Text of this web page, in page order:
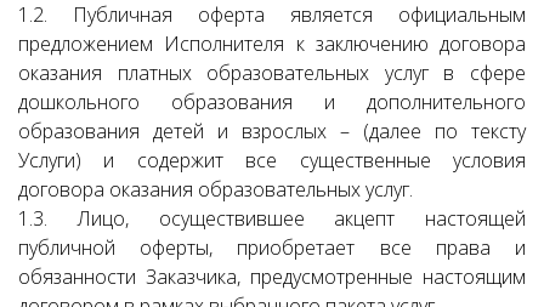
1.2. Публичная оферта является официальным
предложением Исполнителя к заключению договора
оказания платных образовательных услуг в сфере
дошкольного образования и дополнительного
образования детей и взрослых – (далее по тексту
Услуги) и содержит все существенные условия
договора оказания образовательных услуг.
1.3. Лицо, осуществившее акцепт настоящей
публичной оферты, приобретает все права и
обязанности Заказчика, предусмотренные настоящим